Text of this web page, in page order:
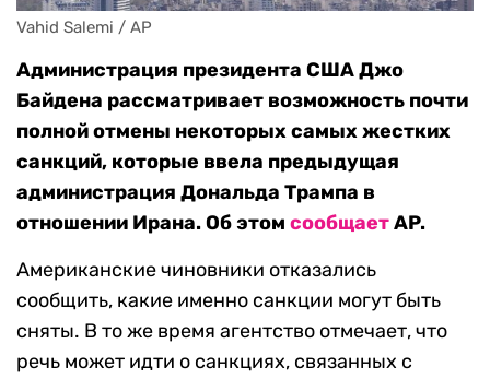
Vahid Salemi / AP
Администрация президента США Джо
Байдена рассматривает возможность почти
полной отмены некоторых самых жестких
санкций, которые ввела предыдущая
администрация Дональда Трампа в
отношении Ирана. Об этом сообщаетAP.
Американские чиновники отказались
сообщить, какие именно санкции могут быть
сняты. В то же время агентство отмечает, что
речь может идти о санкциях, связанных с